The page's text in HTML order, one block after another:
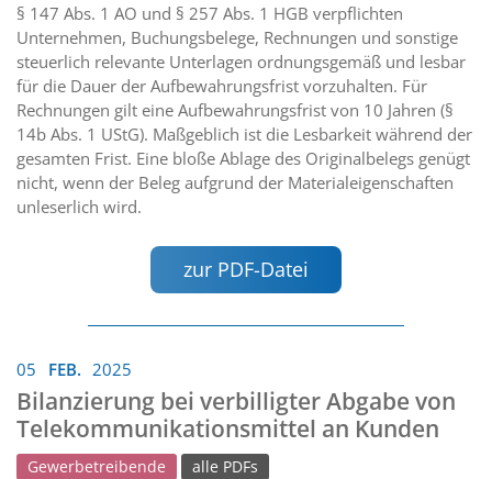
§ 147 Abs. 1 AO und § 257 Abs. 1 HGB verpflichten
Unternehmen, Buchungsbelege, Rechnungen und sonstige
steuerlich relevante Unterlagen ordnungsgemäß und lesbar
für die Dauer der Aufbewahrungsfrist vorzuhalten. Für
Rechnungen gilt eine Aufbewahrungsfrist von 10 Jahren (§
14b Abs. 1 UStG). Maßgeblich ist die Lesbarkeit während der
gesamten Frist. Eine bloße Ablage des Originalbelegs genügt
nicht, wenn der Beleg aufgrund der Materialeigenschaften
unleserlich wird.
zur PDF-Datei
05 FEB. 2025
Bilanzierung bei verbilligter Abgabe von
Telekommunikationsmittel an Kunden
Gewerbetreibende alle PDFs